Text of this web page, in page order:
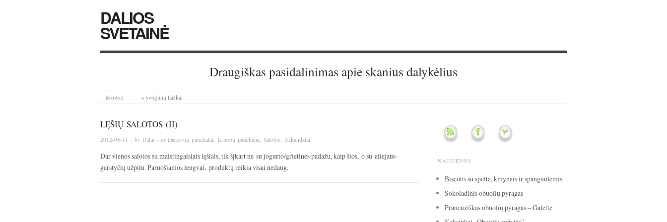
DALIOS
SVETAINĖ
Draugiškas pasidalinimas apie skanius dalykėlius
Browse: » svogūnų laiškai
LĘŠIŲ SALOTOS (II)
2012-06-11 · by Dalia · in Daržovių patiekalai, Kruopų patiekalai, Salotos, Užkandžiai
Dar vienos salotos su maistingaisiais lęšiais, tik šįkart ne su jogurto/grietinės padažu, kaip šios, o su aliejaus-
garstyčių užpilu. Paruošiamos lengvai, produktų reikia visai nedaug.
NAUJIENOS
Biscotti su spelta, kmynais ir spanguolėmis
Šokoladinis obuolių pyragas
Prancūziškas obuolių pyragas – Galette